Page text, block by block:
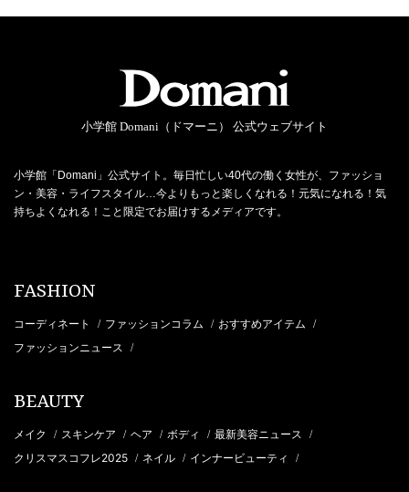
小学館 Domani（ドマーニ） 公式ウェブサイト
小学館「Domani」公式サイト。毎日忙しい40代の働く女性が、ファッショ
ン・美容・ライフスタイル…今よりもっと楽しくなれる！元気になれる！気
持ちよくなれる！こと限定でお届けするメディアです。
FASHION
コーディネート / ファッションコラム / おすすめアイテム /
ファッションニュース /
BEAUTY
メイク / スキンケア / ヘア / ボディ / 最新美容ニュース /
クリスマスコフレ2025 / ネイル / インナービューティ /